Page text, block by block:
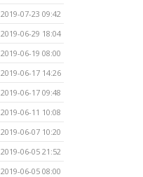
2019-07-23 09:42
2019-06-29 18:04
2019-06-19 08:00
2019-06-17 14:26
2019-06-17 09:48
2019-06-11 10:08
2019-06-07 10:20
2019-06-05 21:52
2019-06-05 08:00